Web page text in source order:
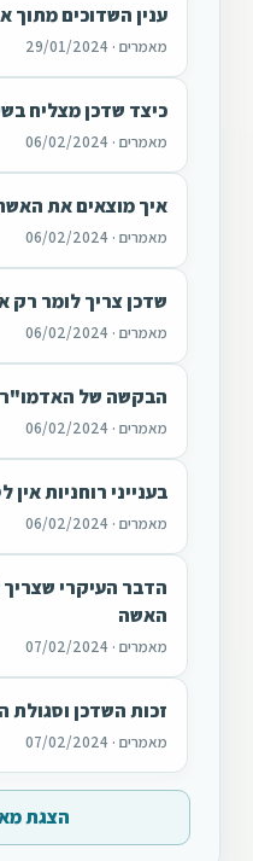
ענין השדוכים מתוך
מאמרים · 29/01/2024
כיצד שדכן מצליח
מאמרים · 06/02/2024
איך מוצאים את
מאמרים · 06/02/2024
שדכן צריך לומר
מאמרים · 06/02/2024
הבקשה של האדמו"ר
מאמרים · 06/02/2024
בענייני רוחניות
מאמרים · 06/02/2024
הדבר העיקרי
האשה
מאמרים · 07/02/2024
זכות השדכן וסגולת
מאמרים · 07/02/2024
הצגת